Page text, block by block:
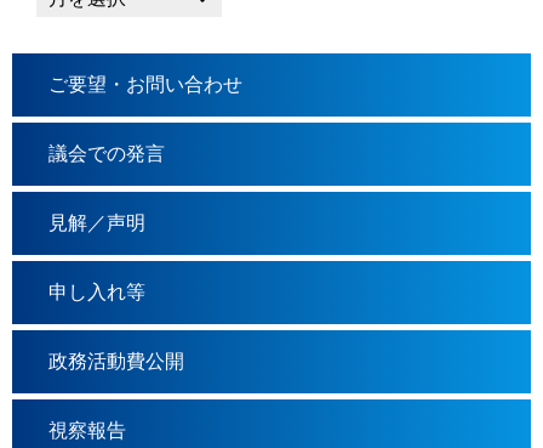
ご要望・お問い合わせ
議会での発言
見解／声明
申し入れ等
政務活動費公開
視察報告